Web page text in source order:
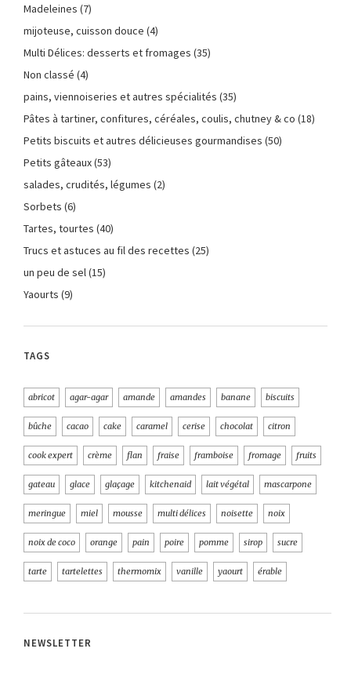
Madeleines (7)
mijoteuse, cuisson douce (4)
Multi Délices: desserts et fromages (35)
Non classé (4)
pains, viennoiseries et autres spécialités (35)
Pâtes à tartiner, confitures, céréales, coulis, chutney & co (18)
Petits biscuits et autres délicieuses gourmandises (50)
Petits gâteaux(53)
salades, crudités, légumes (2)
Sorbets (6)
Tartes, tourtes (40)
Trucs et astuces au fil des recettes (25)
un peu de sel(15)
Yaourts (9)
TAGS
abricot agar-agar amande amandes banane biscuits
bûche cacao cake caramel cerise chocolat citron
cook expert crème flan fraise framboise fromage fruits
gateau glace glaçage kitchenaid lait végétal mascarpone
meringue miel mousse multi délices noisette noix
noix de coco orange pain poire pomme sirop sucre
tarte tartelettes thermomix vanille yaourt érable
NEWSLETTER